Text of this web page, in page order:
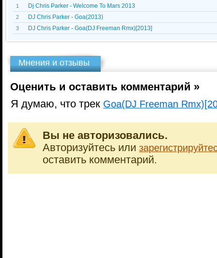
1 Dj Chris Parker - Welcome To Mars 2013
2 DJ Chris Parker - Goa(2013)
3 DJ Chris Parker - Goa(DJ Freeman Rmx)[2013]
Мнения и отзывы
Оценить и оставить комментарий »
Я думаю, что трек Goa(DJ Freeman
Вы не авторизовались.
Авторизуйтесь или
оставить комментарий.